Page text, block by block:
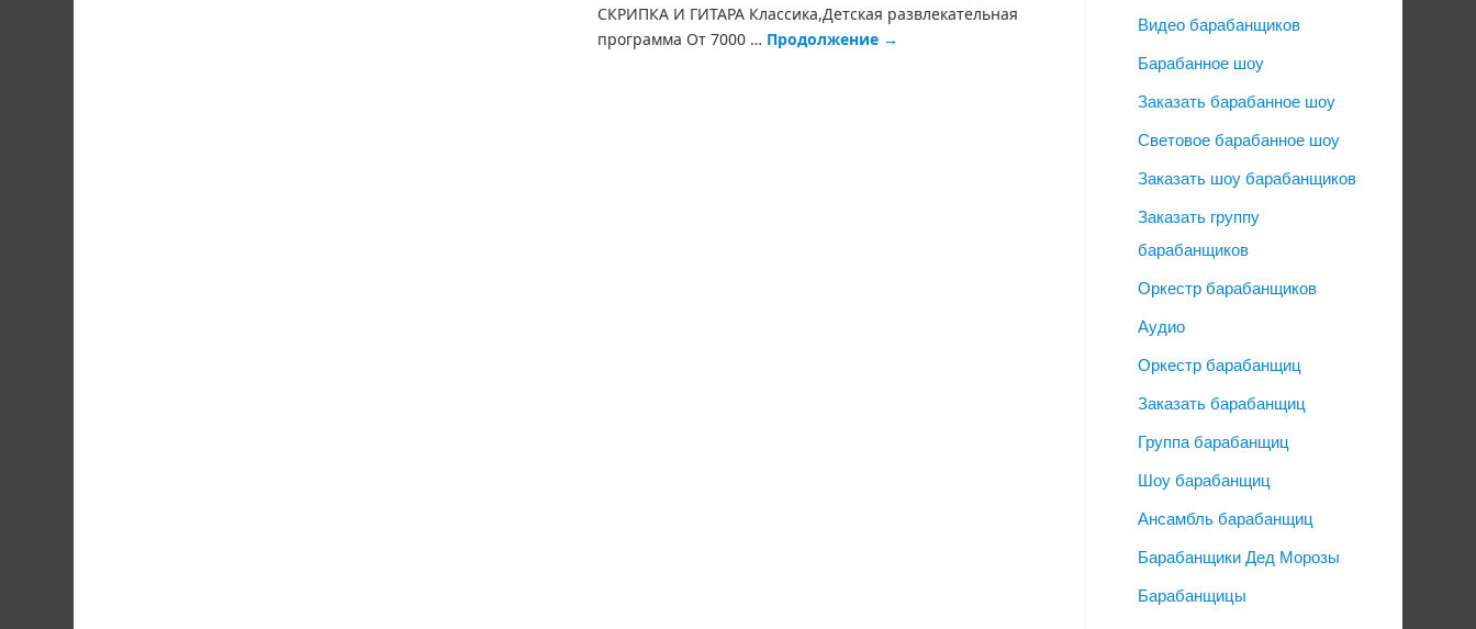
СКРИПКА И ГИТАРА Классика,Детская развлекательная
программа От 7000 … Продолжение →
Видео барабанщиков
Барабанное шоу
Заказать барабанное шоу
Световое барабанное шоу
Заказать шоу барабанщиков
Заказать группу
барабанщиков
Оркестр барабанщиков
Аудио
Оркестр барабанщиц
Заказать барабанщиц
Группа барабанщиц
Шоу барабанщиц
Ансамбль барабанщиц
Барабанщики Дед Морозы
Барабанщицы